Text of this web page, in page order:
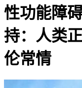
性功能障
持：人类
伦常情